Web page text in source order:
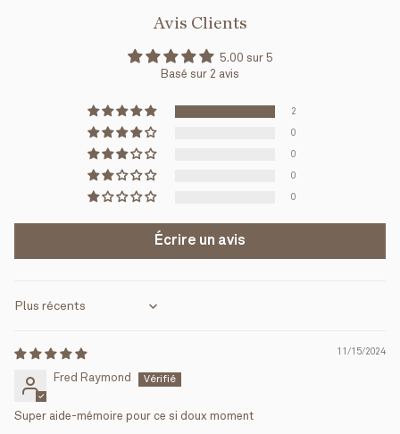
Avis Clients
5.00 sur 5
Basé sur 2 avis
2
0
0
0
0
Écrire un avis
Sort by
11/15/2024
Fred Raymond
Super aide-mémoire pour ce si doux moment